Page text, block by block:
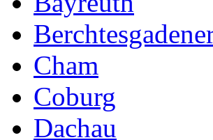
Cham
Coburg
Dachau